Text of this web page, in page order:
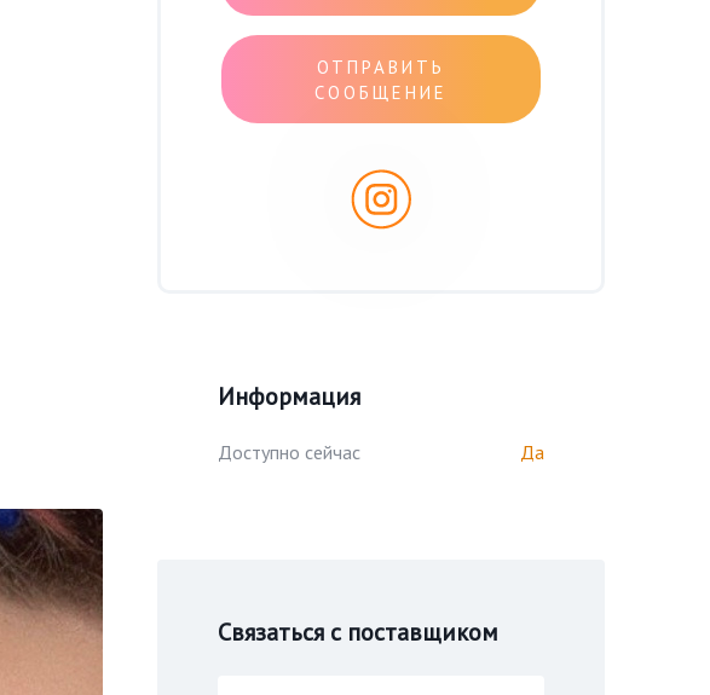
ОТПРАВИТЬ
СООБЩЕНИЕ
Информация
Доступно сейчас Да
Связаться с поставщиком